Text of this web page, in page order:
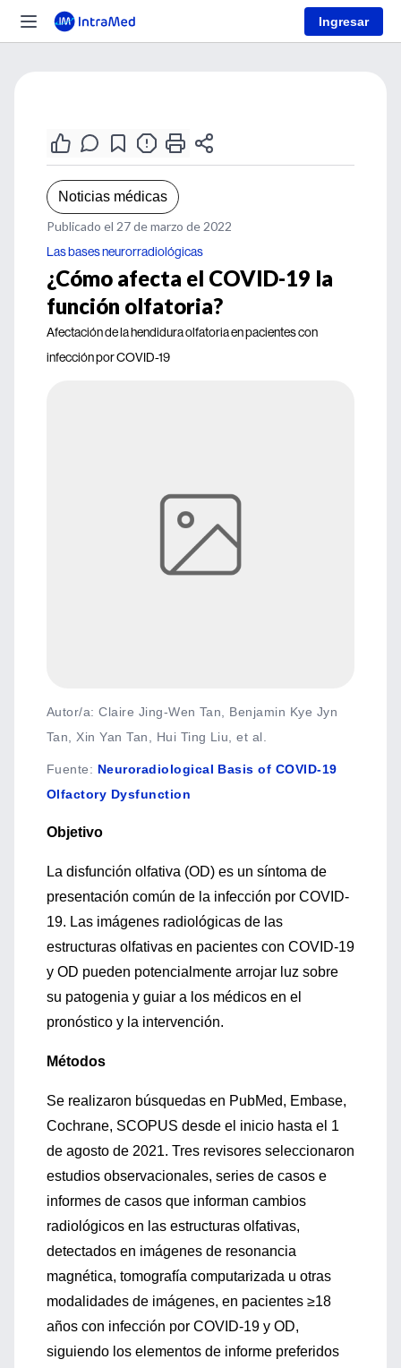
Ingresar
Noticias médicas
Publicado el 27 de marzo de 2022
Las bases neurorradiológicas
¿Cómo afecta el COVID-19 la
función olfatoria?
Afectación de la hendidura olfatoria en pacientes con
infección por COVID-19
Autor/a: Claire Jing-Wen Tan, Benjamin Kye Jyn
Tan, Xin Yan Tan, Hui Ting Liu, et al.
Fuente: Neuroradiological Basis of COVID-19
Olfactory Dysfunction
Objetivo
La disfunción olfativa (OD) es un síntoma de
presentación común de la infección por COVID-
19. Las imágenes radiológicas de las
estructuras olfativas en pacientes con COVID-19
y OD pueden potencialmente arrojar luz sobre
su patogenia y guiar a los médicos en el
pronóstico y la intervención.
Métodos
Se realizaron búsquedas en PubMed, Embase,
Cochrane, SCOPUS desde el inicio hasta el 1
de agosto de 2021. Tres revisores seleccionaron
estudios observacionales, series de casos e
informes de casos que informan cambios
radiológicos en las estructuras olfativas,
detectados en imágenes de resonancia
magnética, tomografía computarizada u otras
modalidades de imágenes, en pacientes ≥18
años con infección por COVID-19 y OD,
siguiendo los elementos de informe preferidos